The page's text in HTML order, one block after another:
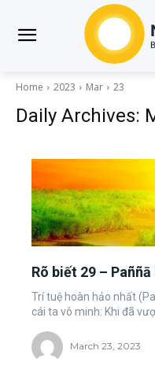
Home 2023 Mar 23
Daily Archives:
Rõ biết 29 –
Trí tuệ hoàn hảo nhất
cái ta vô
March 23, 2023